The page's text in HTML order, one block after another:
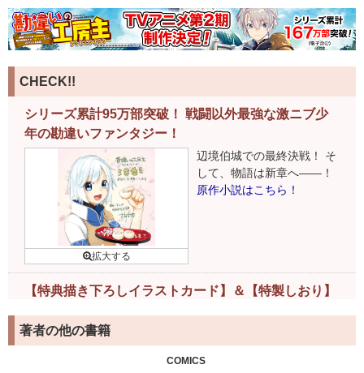
CHECK!!
シリーズ累計95万部突破！ 戦闘以外最強な激ニブ少
年の勘違いファンタジー！
辺境伯城での最終決戦！ そ
して、物語は新章へ――！
原作小説はこちら！
【特典描き下ろしイラストカード】＆【特製しおり】
店舗限定★特典描き下ろしイラストカード全４種！
そして既刊含め漫画・小説を購入した方にはアニメ放送記念
著者の他の書籍
COMICS